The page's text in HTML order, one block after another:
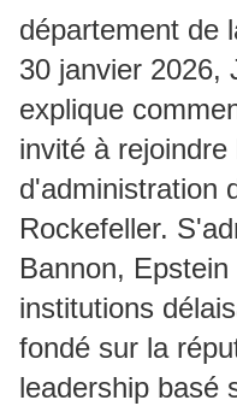
département de
30 janvier 2026,
explique
invité à rejoindre
d'administration
Rockefeller.
Bannon,
institutions
fondé sur la
leadership basé